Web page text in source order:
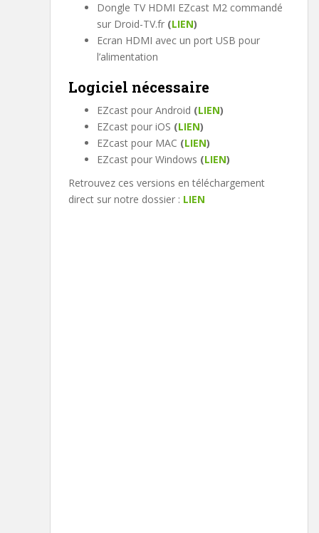
Dongle TV HDMI EZcast M2 commandé
sur Droid-TV.fr (LIEN)
Ecran HDMI avec un port USB pour
l’alimentation
Logiciel nécessaire
EZcast pour Android (LIEN)
EZcast pour iOS (LIEN)
EZcast pour MAC (LIEN)
EZcast pour Windows (LIEN)
Retrouvez ces versions en téléchargement
direct sur notre dossier : LIEN